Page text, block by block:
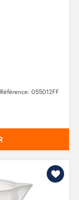
Référence: 055012FF